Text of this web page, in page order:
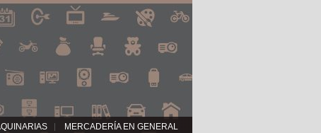
MERCADERÍA EN GENERAL